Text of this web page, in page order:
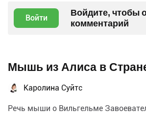
Войти
Войдите, чтобы
комментарий
Мышь из Алиса в
Каролина Суйтс
Речь мыши о Вильгельме